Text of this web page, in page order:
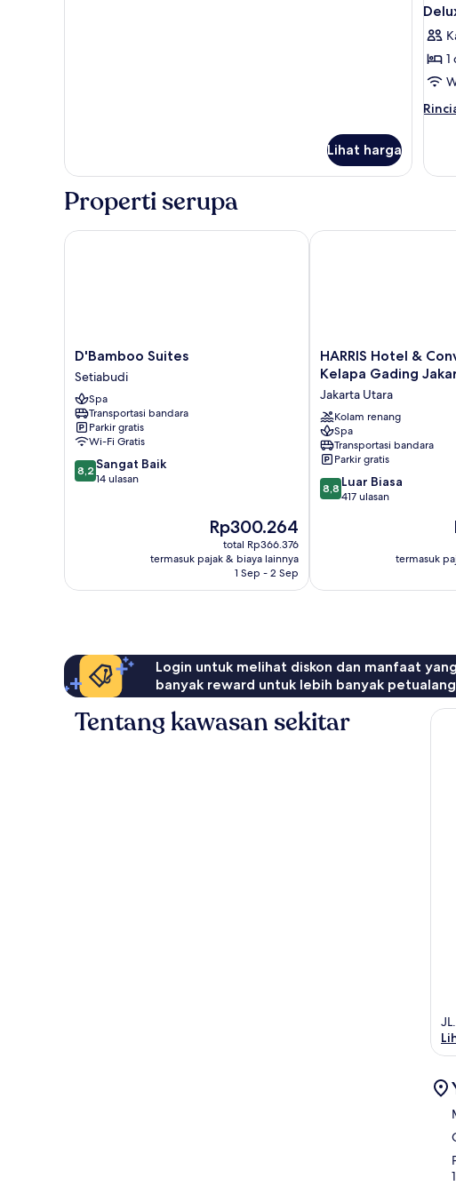
Lihat harga
1
Deluxe
Properti serupa
D'Bamboo
Suites
Setiabudi
D'Bamboo Suites
Setiabudi
Spa
Transportasi bandara
Parkir gratis
Wi-Fi Gratis
8.2
dari
8,2 Sangat Baik
14 ulasan
Harga
sekarang
Rp300.264
Rp300.264
total Rp366.376
termasuk pajak & biaya lainnya
1 Sep - 2 Sep
D'Bamboo Suites
HARRIS
Hotel
Conventions
Kelapa
Gading
Jakarta
Jakarta
Utara
HARRIS Hotel &
Kelapa Gading
Jakarta Utara
Kolam renang
Spa
Transportasi bandara
Parkir gratis
8.8
dari
8,8 Luar Biasa
417 ulasan
termasuk
HARRIS Hotel &
Login untuk melihat diskon dan manfaat
banyak reward untuk lebih banyak
Tentang kawasan sekitar